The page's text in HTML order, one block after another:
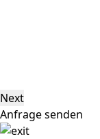
Next
Anfrage senden